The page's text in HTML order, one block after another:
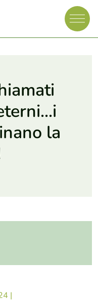
la
|